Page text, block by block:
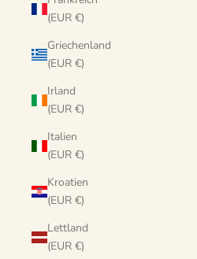
(EUR €)
Griechenland
(EUR €)
Irland
(EUR €)
Italien
(EUR €)
Kroatien
(EUR €)
Lettland
(EUR €)